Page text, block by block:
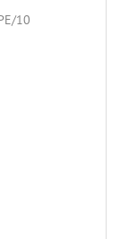
10